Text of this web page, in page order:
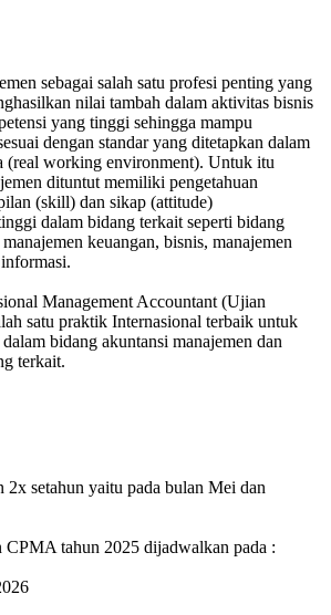
sebagai salah satu profesi penting yang
nilai tambah dalam aktivitas bisnis
yang tinggi sehingga mampu
dengan standar yang ditetapkan dalam
(real working environment). Untuk itu
dituntut memiliki pengetahuan
(skill) dan sikap (attitude)
dalam bidang terkait seperti bidang
keuangan, bisnis, manajemen
Management Accountant (Ujian
satu praktik Internasional terbaik untuk
bidang akuntansi manajemen dan
terkait.
setahun yaitu pada bulan Mei dan
CPMA tahun 2025 dijadwalkan pada :